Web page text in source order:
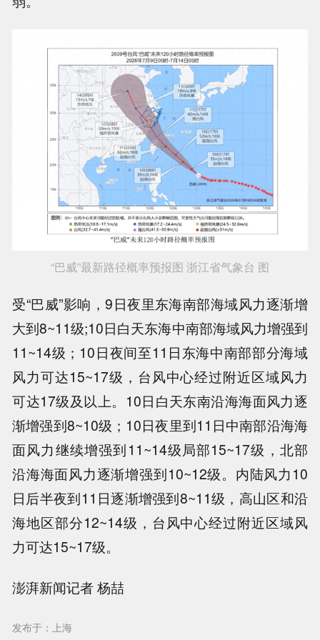
“巴威”最新路径概率预报图 浙江省气象台 图
受“巴威”影响，9日夜里东海南部海域风力逐渐增
大到8~11级;10日白天东海中南部海域风力增强到
11~14级；10日夜间至11日东海中南部部分海域
风力可达15~17级，台风中心经过附近区域风力
可达17级及以上。10日白天东南沿海海面风力逐
渐增强到8~10级；10日夜里到11日中南部沿海海
面风力继续增强到11~14级局部15~17级，北部
沿海海面风力逐渐增强到10~12级。内陆风力10
日后半夜到11日逐渐增强到8~11级，高山区和沿
海地区部分12~14级，台风中心经过附近区域风
力可达15~17级。
澎湃新闻记者 杨喆
发布于：上海